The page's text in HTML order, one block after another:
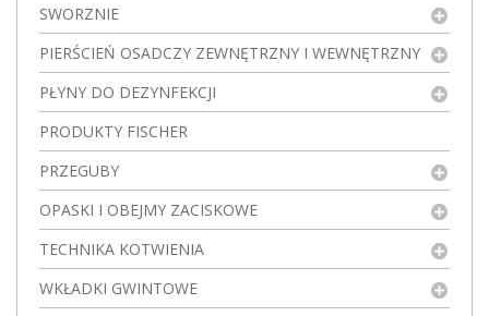
SWORZNIE
PIERŚCIEŃ OSADCZY ZEWNĘTRZNY I WEWNĘTRZNY
PŁYNY DO DEZYNFEKCJI
PRODUKTY FISCHER
PRZEGUBY
OPASKI I OBEJMY ZACISKOWE
TECHNIKA KOTWIENIA
WKŁADKI GWINTOWE